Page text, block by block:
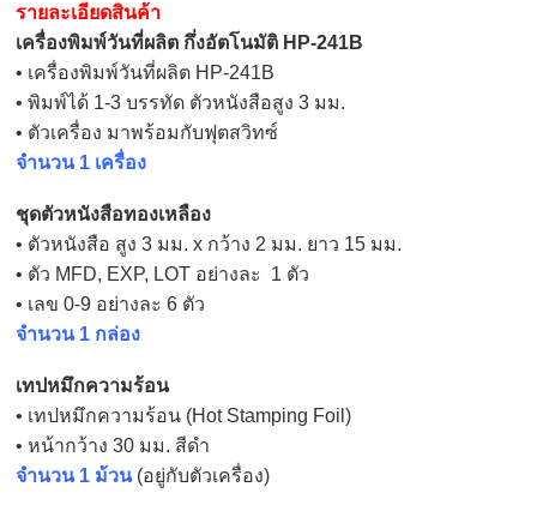
รายละเอียดสินค้า
เครื่องพิมพ์วันที่ผลิต กึ่งอัตโนมัติ HP-241B
• เครื่องพิมพ์วันที่ผลิต HP-241B
• พิมพ์ได้ 1-3 บรรทัด ตัวหนังสือสูง 3 มม.
• ตัวเครื่อง มาพร้อมกับฟุตสวิทซ์
จำนวน 1 เครื่อง
ชุดตัวหนังสือทองเหลือง
• ตัวหนังสือ สูง 3 มม. x กว้าง 2 มม. ยาว 15 มม.
• ตัว MFD, EXP, LOT อย่างละ 1 ตัว
• เลข 0-9 อย่างละ 6 ตัว
จำนวน 1 กล่อง
เทปหมึกความร้อน
• เทปหมึกความร้อน (Hot Stamping Foil)
• หน้ากว้าง 30 มม. สีดำ
จำนวน 1 ม้วน(อยู่กับตัวเครื่อง)